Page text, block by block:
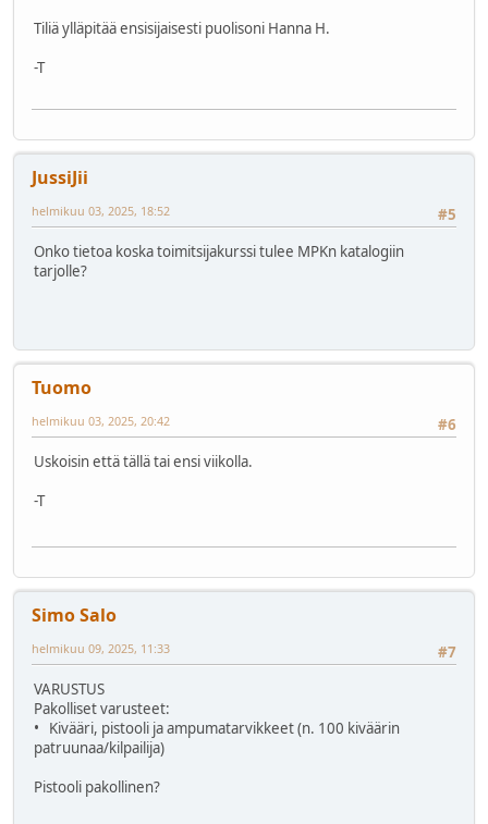
Tiliä ylläpitää ensisijaisesti puolisoni Hanna H.
-T
JussiJii
#5
helmikuu 03, 2025, 18:52
Onko tietoa koska toimitsijakurssi tulee MPKn katalogiin
tarjolle?
Tuomo
#6
helmikuu 03, 2025, 20:42
Uskoisin että tällä tai ensi viikolla.
-T
Simo Salo
#7
helmikuu 09, 2025, 11:33
VARUSTUS
Pakolliset varusteet:
• Kivääri, pistooli ja ampumatarvikkeet (n. 100 kiväärin
patruunaa/kilpailija)
Pistooli pakollinen?